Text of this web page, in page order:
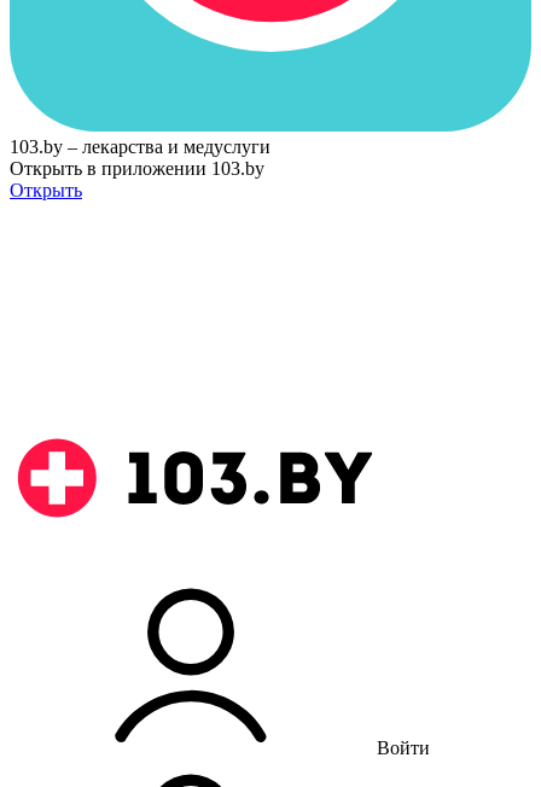
103.by – лекарства и медуслуги
Открыть в приложении 103.by
Открыть
Войти